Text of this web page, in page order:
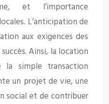
et l’importance
L’anticipation de
aux exigences des
Ainsi, la location
la simple transaction
un projet de vie, une
social et de contribuer